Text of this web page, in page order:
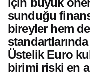
için büyük
sunduğu
bireyler hem
Üstelik Euro
birimi riski en